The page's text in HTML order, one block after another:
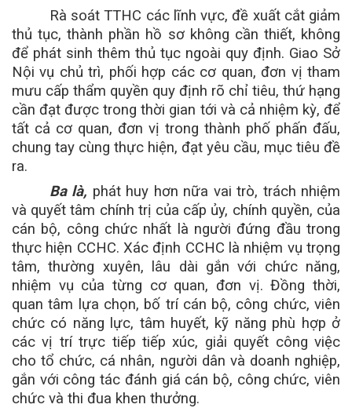
Rà soát TTHC các lĩnh vực, đề xuất cắt giảm
thủ tục, thành phần hồ sơ không cần thiết, không
để phát sinh thêm thủ tục ngoài quy định. Giao Sở
Nội vụ chủ trì, phối hợp các cơ quan, đơn vị tham
mưu cấp thẩm quyền quy định rõ chỉ tiêu, thứ hạng
cần đạt được trong thời gian tới và cả nhiệm kỳ, để
tất cả cơ quan, đơn vị trong thành phố phấn đấu,
chung tay cùng thực hiện, đạt yêu cầu, mục tiêu đề
ra.
Ba là, phát huy hơn nữa vai trò, trách nhiệm
và quyết tâm chính trị của cấp ủy, chính quyền, của
cán bộ, công chức nhất là người đứng đầu trong
thực hiện CCHC. Xác định CCHC là nhiệm vụ trọng
tâm, thường xuyên, lâu dài gắn với chức năng,
nhiệm vụ của từng cơ quan, đơn vị. Đồng thời,
quan tâm lựa chọn, bố trí cán bộ, công chức, viên
chức có năng lực, tâm huyết, kỹ năng phù hợp ở
các vị trí trực tiếp tiếp xúc, giải quyết công việc
cho tổ chức, cá nhân, người dân và doanh nghiệp,
gắn với công tác đánh giá cán bộ, công chức, viên
chức và thi đua khen thưởng.